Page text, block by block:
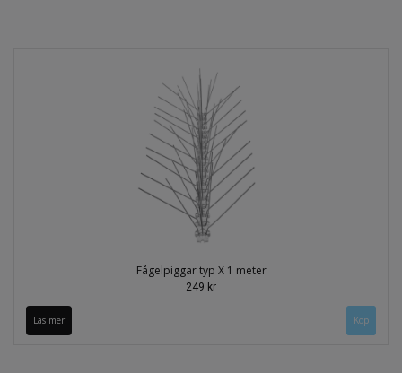
Fågelpiggar typ X 1 meter
249 kr
Läs mer